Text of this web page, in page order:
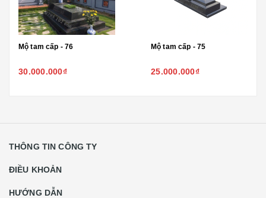
Mộ tam cấp - 76
30.000.000₫
Mộ tam cấp - 75
25.000.000₫
THÔNG TIN CÔNG TY
ĐIỀU KHOẢN
HƯỚNG DẪN